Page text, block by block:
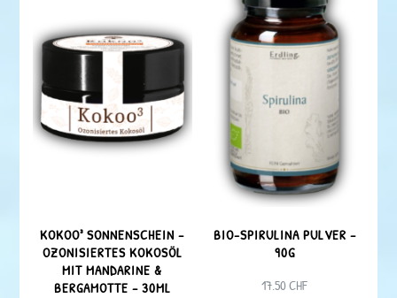
KOKOO³ SONNENSCHEIN –
OZONISIERTES KOKOSÖL
MIT MANDARINE &
BERGAMOTTE – 30ML
BIO-SPIRULINA PULVER –
90G
17.50CHF